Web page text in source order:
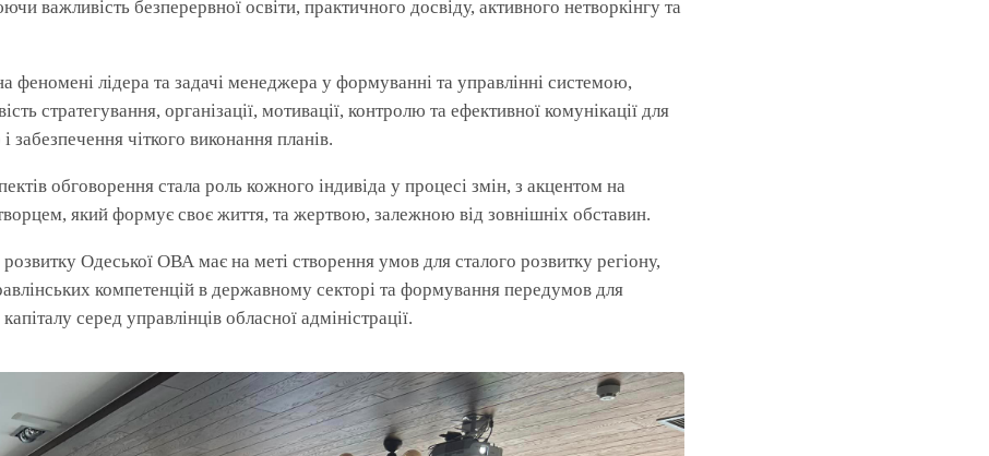
важливість безперервної освіти, практичного досвіду, активного нетворкінгу та
феномені лідера та задачі менеджера у формуванні та управлінні системою,
стратегування, організації, мотивації, контролю та ефективної комунікації для
забезпечення чіткого виконання планів.
обговорення стала роль кожного індивіда у процесі змін, з акцентом на
який формує своє життя, та жертвою, залежною від зовнішніх обставин.
розвитку Одеської ОВА має на меті створення умов для сталого розвитку регіону,
компетенцій в державному секторі та формування передумов для
серед управлінців обласної адміністрації.